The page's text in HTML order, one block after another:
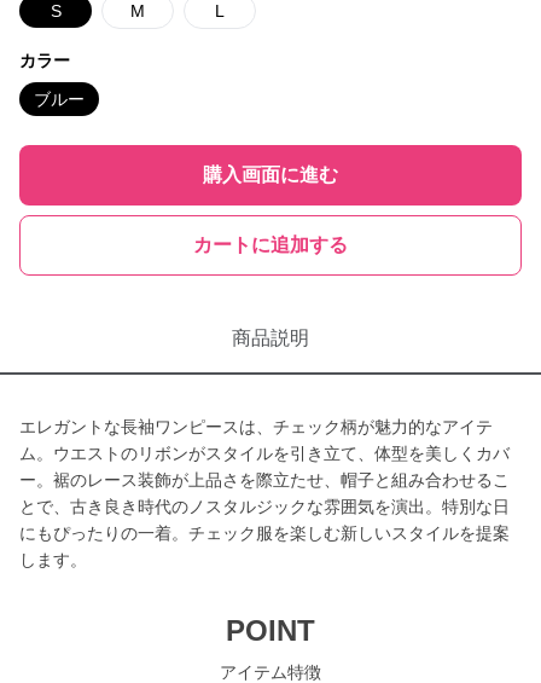
S M L
カラー
ブルー
購入画面に進む
カートに追加する
商品説明
エレガントな長袖ワンピースは、チェック柄が魅力的なアイテ
ム。ウエストのリボンがスタイルを引き立て、体型を美しくカバ
ー。裾のレース装飾が上品さを際立たせ、帽子と組み合わせるこ
とで、古き良き時代のノスタルジックな雰囲気を演出。特別な日
にもぴったりの一着。チェック服を楽しむ新しいスタイルを提案
します。
POINT
アイテム特徴